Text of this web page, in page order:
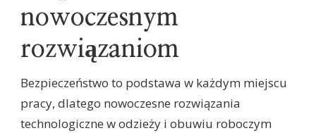
nowoczesnym
rozwiązaniom
Bezpieczeństwo to podstawa w każdym miejscu
pracy, dlatego nowoczesne rozwiązania
technologiczne w odzieży i obuwiu roboczym